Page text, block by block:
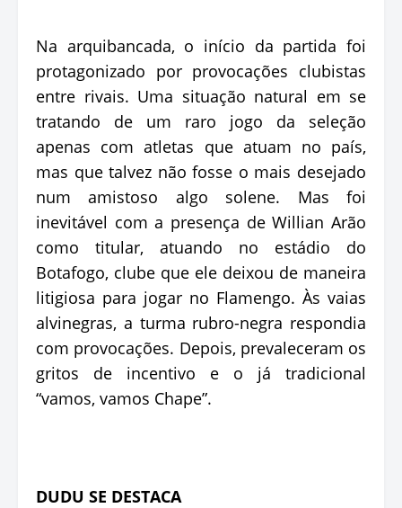
Na arquibancada, o início da partida foi
protagonizado por provocações clubistas
entre rivais. Uma situação natural em se
tratando de um raro jogo da seleção
apenas com atletas que atuam no país,
mas que talvez não fosse o mais desejado
num amistoso algo solene. Mas foi
inevitável com a presença de Willian Arão
como titular, atuando no estádio do
Botafogo, clube que ele deixou de maneira
litigiosa para jogar no Flamengo. Às vaias
alvinegras, a turma rubro-negra respondia
com provocações. Depois, prevaleceram os
gritos de incentivo e o já tradicional
“vamos, vamos Chape”.
DUDU SE DESTACA